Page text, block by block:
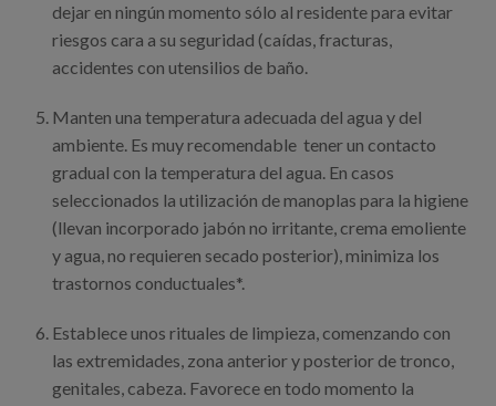
dejar en ningún momento sólo al residente para evitar
riesgos cara a su seguridad (caídas, fracturas,
accidentes con utensilios de baño.
Manten una temperatura adecuada del agua y del
ambiente. Es muy recomendable tener un contacto
gradual con la temperatura del agua. En casos
seleccionados la utilización de manoplas para la higiene
(llevan incorporado jabón no irritante, crema emoliente
y agua, no requieren secado posterior), minimiza los
trastornos conductuales*.
Establece unos rituales de limpieza, comenzando con
las extremidades, zona anterior y posterior de tronco,
genitales, cabeza. Favorece en todo momento la